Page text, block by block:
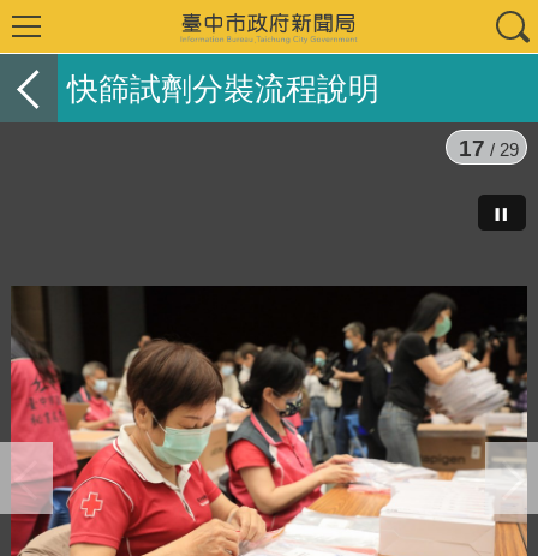
快篩試劑分裝流程說明
17 / 29